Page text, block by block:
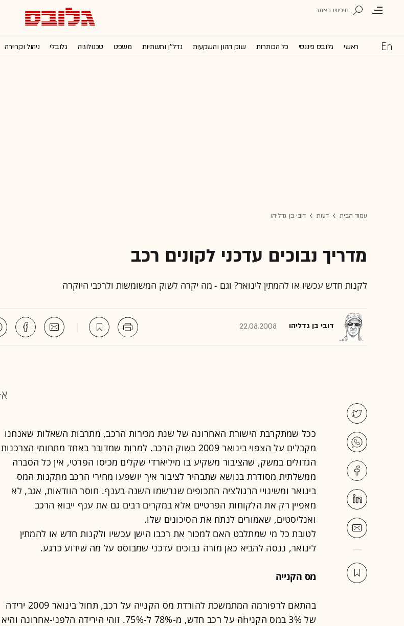
ראשי גלובס פיננסי כל הכותרות שוק ההון והשקעות נדל''ן ותשתיות משפט טכנולוגיה גלובלי ניהול וקריירה
עמוד הבית דעות דובי בן גדליהו
מדריך נבוכים עדכני לקונים רכב
לקנות חדש עכשיו או להמתין לינואר? וגם - מה יקרה לשוק המשומשות ולרכבי היוקרה
דובי בן גדליהו 22.08.2008
ככל שמתקרבת הישורת האחרונה של שנת מכירות הרכב, מתרבות השאלות שאנחנו
מקבלים על הצפוי בינואר 2009 בשוק הרכב. למרות שמדובר באחד מתחומי הצרכנות
הגדולים במשק, שהציבור משקיע בו מיליארדי שקלים מכיסו הפרטי, אין כל הסברה
ממשלתית מסודרת בנושא שתבהיר לציבור איך יושפעו מחירי הרכב מתקנות המס
בינואר ומשינויי הרגולציה התכופים שנרשמו השנה בענף. חוסר הוודאות, אגב, לא
מאפיין רק את הלקוחות הפרטיים אלא במקרים רבים גם את ענף ייבוא הרכב
ואנליסטים, שאמורים לנתח את הסיכונים שלו.
לטובת כל מי שמתלבט האם למכור את רכבו הישן עכשיו ולקנות חדש או להמתין
לינואר, ננסה להביא כאן מורה נבוכים עדכני שמבוסס על מה שידוע כרגע.
מס הקנייה
בהתאם לרפורמה המתמשכת להורדת מס הקנייה על רכב, תחול בינואר 2009 ירידה
של 3% במס הקניhה על רכב חדש, מ-78% ל-75%. זוהי הירידה הלפני-אחרונה והיא